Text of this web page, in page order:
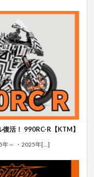
活！ 990RC-R【KTM】
～ ・2025年[…]